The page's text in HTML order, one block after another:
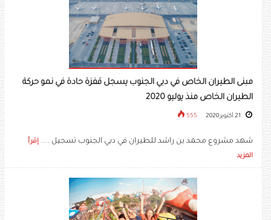
مبنى الطيران الخاص في دبي الجنوب يسجل قفزة حادة في نمو حركة
الطيران الخاص منذ يوليو 2020
555
شهد مشروع محمد بن راشد للطيران في دبي الجنوب تسجيل ..... إقرأ
المزيد